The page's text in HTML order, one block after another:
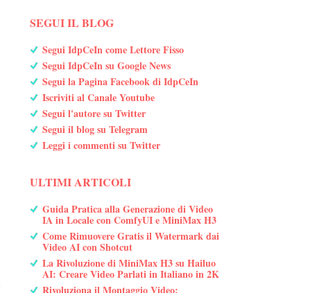
SEGUI IL BLOG
Segui IdpCeIn come Lettore Fisso
Segui IdpCeIn su Google News
Segui la Pagina Facebook di IdpCeIn
Iscriviti al Canale Youtube
Segui l'autore su Twitter
Segui il blog su Telegram
Leggi i commenti su Twitter
ULTIMI ARTICOLI
Guida Pratica alla Generazione di Video
IA in Locale con ComfyUI e MiniMax H3
Come Rimuovere Gratis il Watermark dai
Video AI con Shotcut
La Rivoluzione di MiniMax H3 su Hailuo
AI: Creare Video Parlati in Italiano in 2K
Rivoluziona il Montaggio Video: